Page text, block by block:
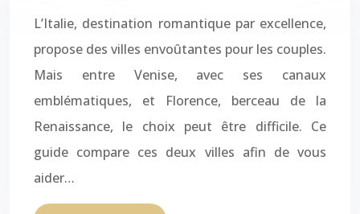
L’Italie, destination romantique par excellence,
propose des villes envoûtantes pour les couples.
Mais entre Venise, avec ses canaux
emblématiques, et Florence, berceau de la
Renaissance, le choix peut être difficile. Ce
guide compare ces deux villes afin de vous
aider…